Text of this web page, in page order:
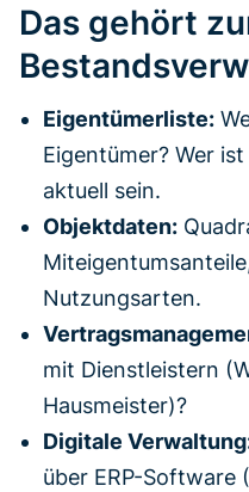
Das gehört
Eigentümerliste:
Eigentümer? Wer
aktuell sein.
Objektdaten:
Nutzungsarten.
mit Dienstleistern
Hausmeister)?
Digitale
über ERP-Software